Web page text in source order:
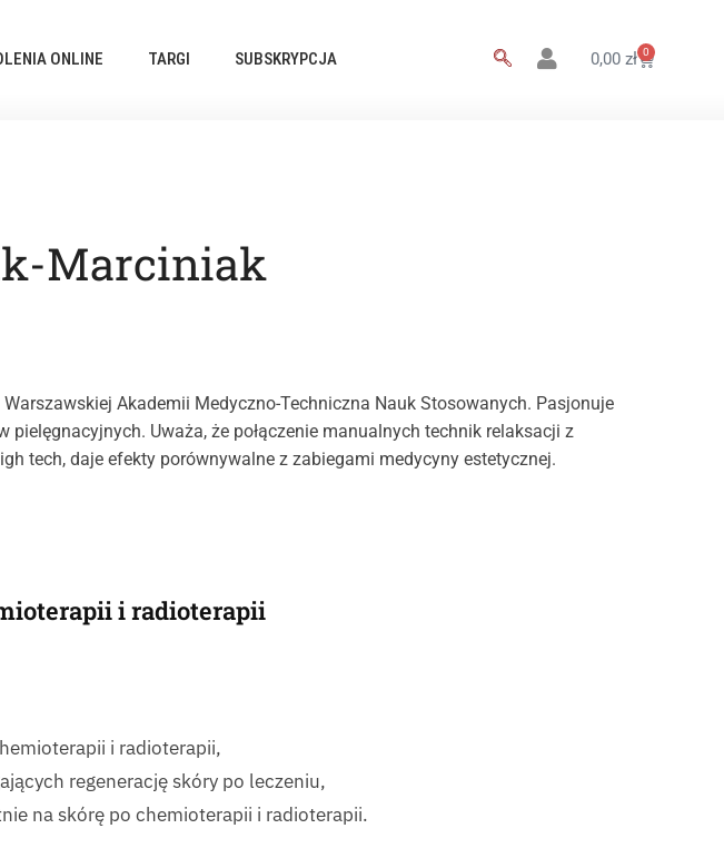
ONLINE TARGI SUBSKRYPCJA 0,00 zł 0
Marciniak
Akademii Medyczno-Techniczna Nauk Stosowanych. Pasjonuje
Uważa, że połączenie manualnych technik relaksacji z
tech, daje efekty porównywalne z zabiegami medycyny estetycznej.
i radioterapii
i radioterapii,
regenerację skóry po leczeniu,
na skórę po chemioterapii i radioterapii.